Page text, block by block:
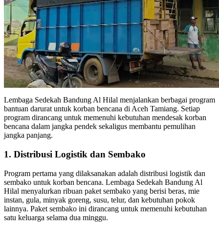
Lembaga Sedekah Bandung Al Hilal menjalankan berbagai program
bantuan darurat untuk korban bencana di Aceh Tamiang. Setiap
program dirancang untuk memenuhi kebutuhan mendesak korban
bencana dalam jangka pendek sekaligus membantu pemulihan
jangka panjang.
1. Distribusi Logistik dan Sembako
Program pertama yang dilaksanakan adalah distribusi logistik dan
sembako untuk korban bencana. Lembaga Sedekah Bandung Al
Hilal menyalurkan ribuan paket sembako yang berisi beras, mie
instan, gula, minyak goreng, susu, telur, dan kebutuhan pokok
lainnya. Paket sembako ini dirancang untuk memenuhi kebutuhan
satu keluarga selama dua minggu.